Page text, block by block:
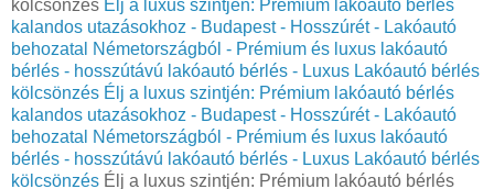
kölcsönzés Élj a luxus szintjén: Prémium lakóautó bérlés
kalandos utazásokhoz - Budapest - Hosszúrét - Lakóautó
behozatal Németországból - Prémium és luxus lakóautó
bérlés - hosszútávú lakóautó bérlés - Luxus Lakóautó bérlés
kölcsönzés Élj a luxus szintjén: Prémium lakóautó bérlés
kalandos utazásokhoz - Budapest - Hosszúrét - Lakóautó
behozatal Németországból - Prémium és luxus lakóautó
bérlés - hosszútávú lakóautó bérlés - Luxus Lakóautó bérlés
kölcsönzés Élj a luxus szintjén: Prémium lakóautó bérlés